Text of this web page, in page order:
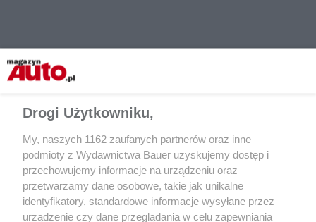
Drogi Użytkowniku,
My, naszych 1162 zaufanych partnerów oraz inne
podmioty z Wydawnictwa Bauer uzyskujemy dostęp i
przechowujemy informacje na urządzeniu oraz
przetwarzamy dane osobowe, takie jak unikalne
identyfikatory, standardowe informacje wysyłane przez
urządzenie czy dane przeglądania w celu zapewniania